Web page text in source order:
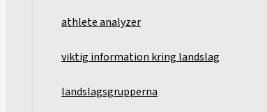
athlete analyzer
viktig information kring landslag
landslagsgrupperna